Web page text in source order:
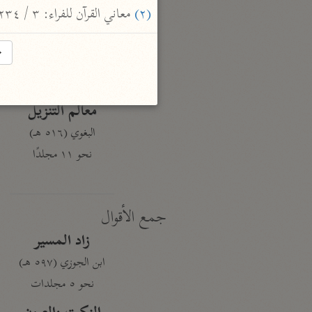
نحو ١٩ مجلدًا
الجامع لأحكام القرآن
معالم التنزيل
البغوي (٥١٦ هـ)
نحو ١١ مجلدًا
جمع الأقوال
زاد المسير
ابن الجوزي (٥٩٧ هـ)
نحو ٥ مجلدات
(٢)
معاني القرآن للفراء: ٣ / ٢٣٤.